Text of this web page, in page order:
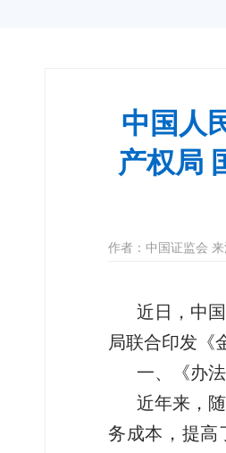
中国人
产权局
作者：中国证监会
近日，中
局联合印发《
一、《办
近年来，
务成本，提高